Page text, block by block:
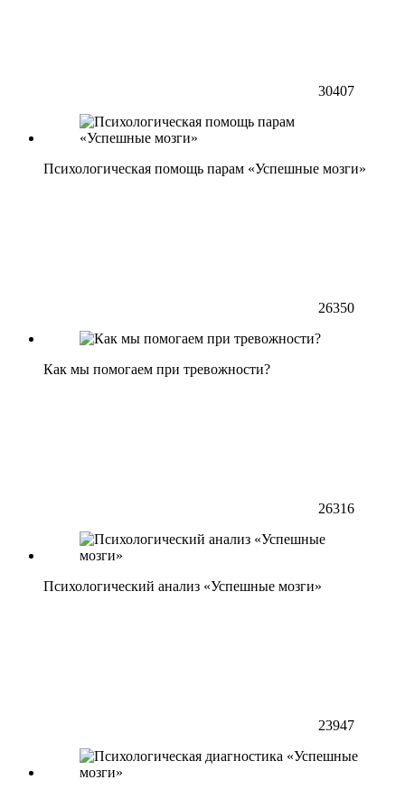
30407
Психологическая помощь парам «Успешные мозги»
26350
Как мы помогаем при тревожности?
26316
Психологический анализ «Успешные мозги»
23947